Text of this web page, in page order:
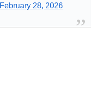
February 28, 2026